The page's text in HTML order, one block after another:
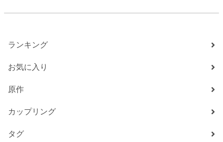
ランキング
お気に入り
原作
カップリング
タグ